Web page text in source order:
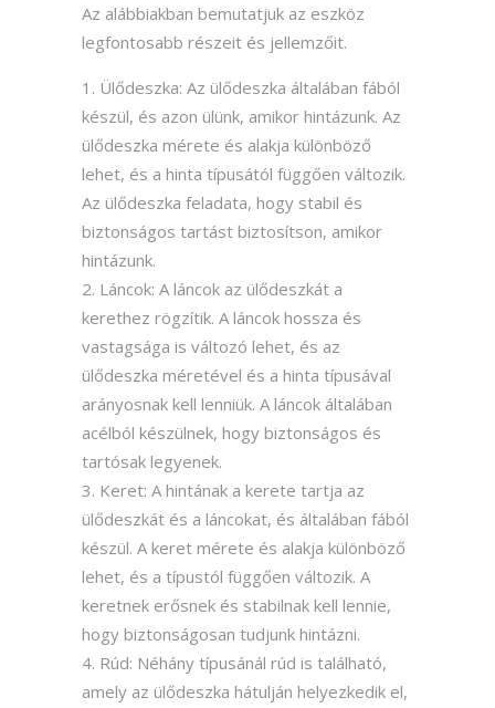
Az alábbiakban bemutatjuk az eszköz
legfontosabb részeit és jellemzőit.
Ülődeszka: Az ülődeszka általában fából
készül, és azon ülünk, amikor hintázunk. Az
ülődeszka mérete és alakja különböző
lehet, és a hinta típusától függően változik.
Az ülődeszka feladata, hogy stabil és
biztonságos tartást biztosítson, amikor
hintázunk.
Láncok: A láncok az ülődeszkát a
kerethez rögzítik. A láncok hossza és
vastagsága is változó lehet, és az
ülődeszka méretével és a hinta típusával
arányosnak kell lenniük. A láncok általában
acélból készülnek, hogy biztonságos és
tartósak legyenek.
Keret: A hintának a kerete tartja az
ülődeszkát és a láncokat, és általában fából
készül. A keret mérete és alakja különböző
lehet, és a típustól függően változik. A
keretnek erősnek és stabilnak kell lennie,
hogy biztonságosan tudjunk hintázni.
Rúd: Néhány típusánál rúd is található,
amely az ülődeszka hátulján helyezkedik el,